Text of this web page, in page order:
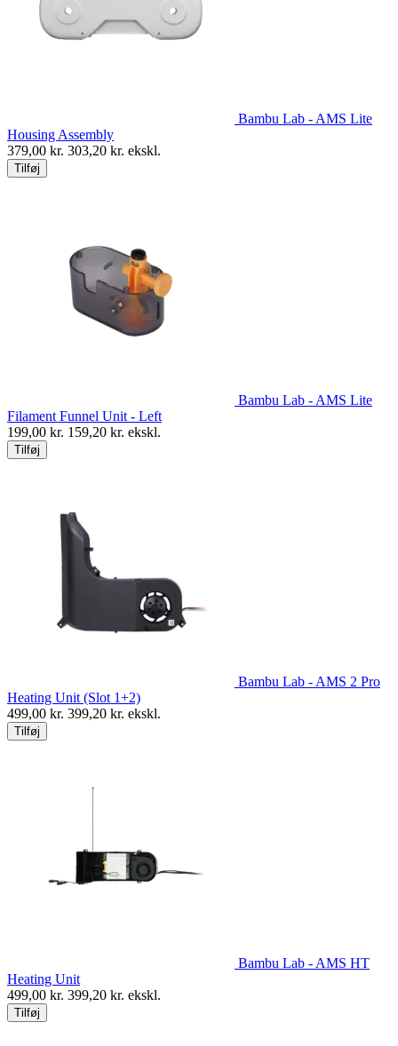
Bambu Lab - AMS Lite
Housing Assembly
379,00 kr. 303,20 kr. ekskl.
Tilføj
Bambu Lab - AMS Lite
Filament Funnel Unit - Left
199,00 kr. 159,20 kr. ekskl.
Tilføj
Bambu Lab - AMS 2 Pro
Heating Unit (Slot 1+2)
499,00 kr. 399,20 kr. ekskl.
Tilføj
Bambu Lab - AMS HT
Heating Unit
499,00 kr. 399,20 kr. ekskl.
Tilføj